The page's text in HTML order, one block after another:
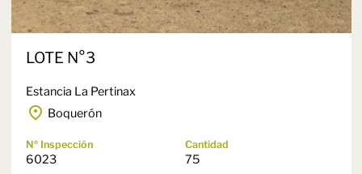
LOTE N°3
Estancia La Pertinax
Boquerón
Nº Inspección
6023
Cantidad
75